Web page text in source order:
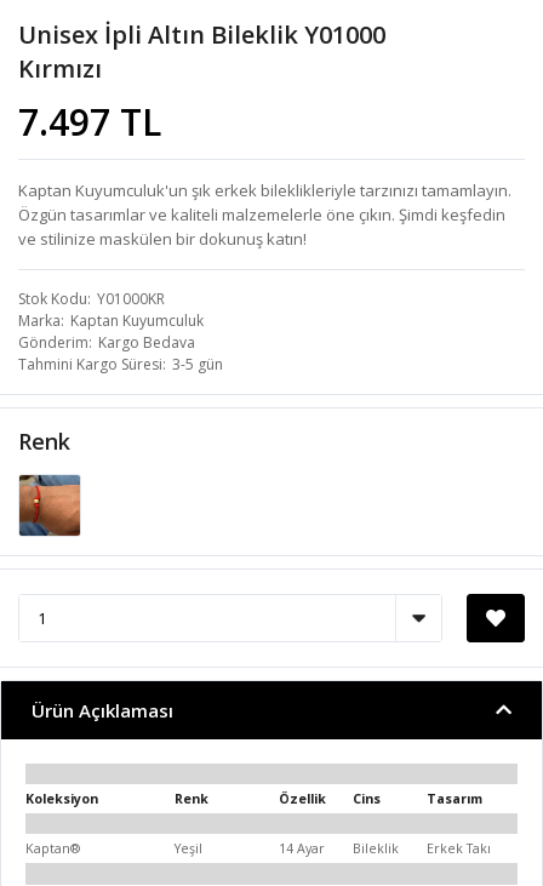
Unisex İpli Altın Bileklik Y01000
Kırmızı
7.497 TL
Kaptan Kuyumculuk'un şık erkek bileklikleriyle tarzınızı tamamlayın.
Özgün tasarımlar ve kaliteli malzemelerle öne çıkın. Şimdi keşfedin
ve stilinize maskülen bir dokunuş katın!
Stok Kodu Y01000KR
Marka Kaptan Kuyumculuk
Gönderim Kargo Bedava
Tahmini Kargo Süresi 3-5 gün
Renk
Ürün Açıklaması
Koleksiyon Renk Özellik Cins Tasarım
Kaptan® Yeşil 14 Ayar Bileklik Erkek Takı